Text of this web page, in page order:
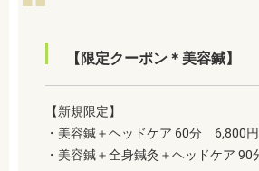
【限定クーポン＊美容鍼】
【新規限定】
・美容鍼＋ヘッドケア 60分 6,800円
・美容鍼＋全身鍼灸＋ヘッドケア